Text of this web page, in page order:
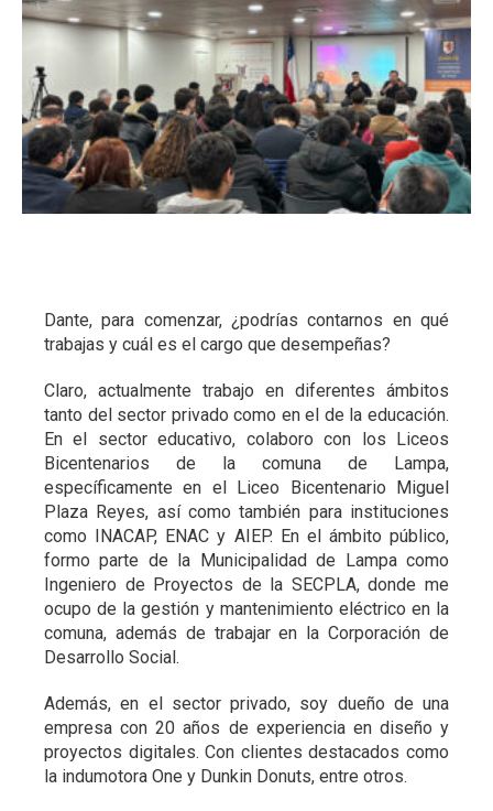
Dante, para comenzar, ¿podrías contarnos en qué
trabajas y cuál es el cargo que desempeñas?
Claro, actualmente trabajo en diferentes ámbitos
tanto del sector privado como en el de la educación.
En el sector educativo, colaboro con los Liceos
Bicentenarios de la comuna de Lampa,
específicamente en el Liceo Bicentenario Miguel
Plaza Reyes, así como también para instituciones
como INACAP, ENAC y AIEP. En el ámbito público,
formo parte de la Municipalidad de Lampa como
Ingeniero de Proyectos de la SECPLA, donde me
ocupo de la gestión y mantenimiento eléctrico en la
comuna, además de trabajar en la Corporación de
Desarrollo Social.
Además, en el sector privado, soy dueño de una
empresa con 20 años de experiencia en diseño y
proyectos digitales. Con clientes destacados como
la indumotora One y Dunkin Donuts, entre otros.